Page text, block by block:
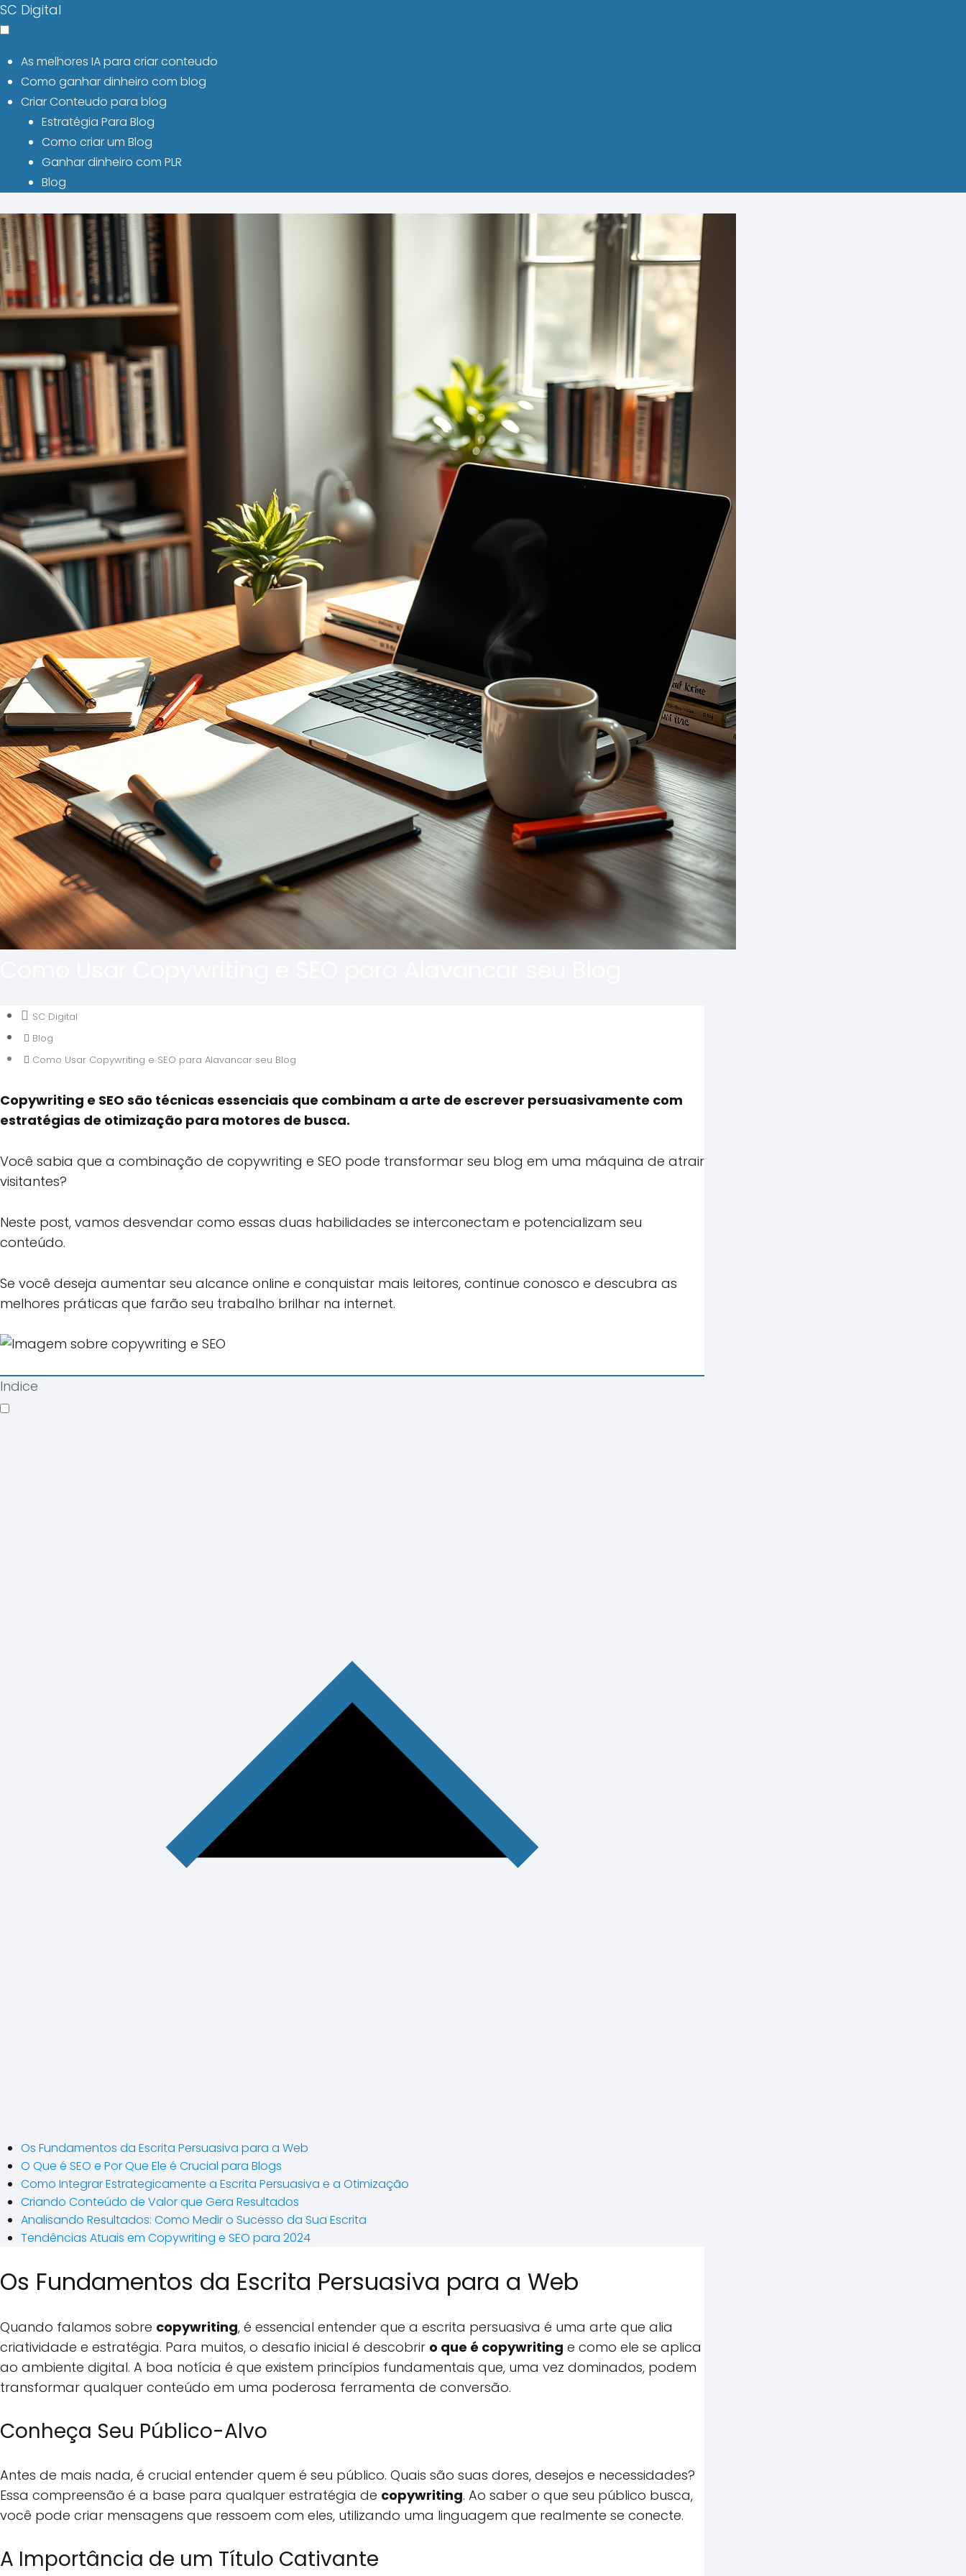
SC Digital
As melhores IA para criar conteudo
Como ganhar dinheiro com blog
Criar Conteudo para blog
Estratégia Para Blog
Como criar um Blog
Ganhar dinheiro com PLR
Blog
SC Digital
Blog
Como Usar Copywriting e SEO para Alavancar seu Blog
Copywriting e SEO são técnicas essenciais que combinam a arte de escrever persuasivamente com
estratégias de otimização para motores de busca.
Você sabia que a combinação de copywriting e SEO pode transformar seu blog em uma máquina de atrair
visitantes?
Neste post, vamos desvendar como essas duas habilidades se interconectam e potencializam seu
conteúdo.
Se você deseja aumentar seu alcance online e conquistar mais leitores, continue conosco e descubra as
melhores práticas que farão seu trabalho brilhar na internet.
Indice
Os Fundamentos da Escrita Persuasiva para a Web
O Que é SEO e Por Que Ele é Crucial para Blogs
Como Integrar Estrategicamente a Escrita Persuasiva e a Otimização
Criando Conteúdo de Valor que Gera Resultados
Analisando Resultados: Como Medir o Sucesso da Sua Escrita
Tendências Atuais em Copywriting e SEO para 2024
Os Fundamentos da Escrita Persuasiva para a Web
Quando falamos sobre copywriting, é essencial entender que a escrita persuasiva é uma arte que alia
criatividade e estratégia. Para muitos, o desafio inicial é descobrir o que é copywriting e como ele se aplica
ao ambiente digital. A boa notícia é que existem princípios fundamentais que, uma vez dominados, podem
transformar qualquer conteúdo em uma poderosa ferramenta de conversão.
Conheça Seu Público-Alvo
Antes de mais nada, é crucial entender quem é seu público. Quais são suas dores, desejos e necessidades?
Essa compreensão é a base para qualquer estratégia de copywriting. Ao saber o que seu público busca,
você pode criar mensagens que ressoem com eles, utilizando uma linguagem que realmente se conecte.
A Importância de um Título Cativante